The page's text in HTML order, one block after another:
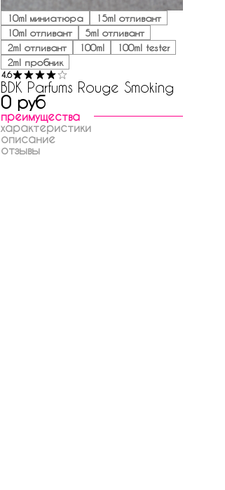
10ml миниатюра
15ml отливант
10ml отливант
5ml отливант
2ml отливант
100ml
100ml tester
2ml пробник
4.6
BDK Parfums Rouge Smoking
0 руб
преимущества
характеристики
описание
отзывы